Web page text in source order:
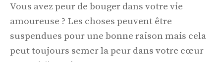
Vous avez peur de bouger dans votre vie
amoureuse ? Les choses peuvent être
suspendues pour une bonne raison mais cela
peut toujours semer la peur dans votre cœur